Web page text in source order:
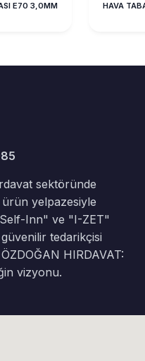
E70 3,0MM HAVA
sektöründe
yelpazesiyle
Inn" ve "I-ZET"
tedarikçisi
HIRDAVAT:
vizyonu.